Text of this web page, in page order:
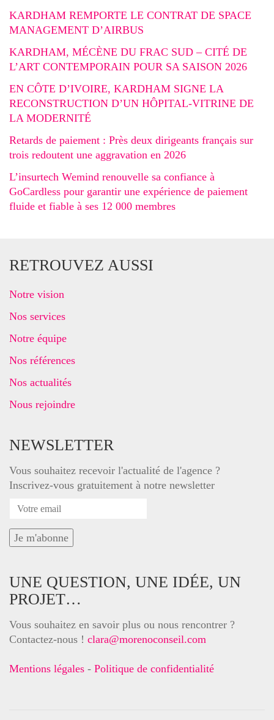
KARDHAM REMPORTE LE CONTRAT DE SPACE
MANAGEMENT D’AIRBUS
KARDHAM, MÉCÈNE DU FRAC SUD – CITÉ DE
L’ART CONTEMPORAIN POUR SA SAISON 2026
EN CÔTE D’IVOIRE, KARDHAM SIGNE LA
RECONSTRUCTION D’UN HÔPITAL-VITRINE DE
LA MODERNITÉ
Retards de paiement : Près deux dirigeants français sur
trois redoutent une aggravation en 2026
L’insurtech Wemind renouvelle sa confiance à
GoCardless pour garantir une expérience de paiement
fluide et fiable à ses 12 000 membres
RETROUVEZ AUSSI
Notre vision
Nos services
Notre équipe
Nos références
Nos actualités
Nous rejoindre
NEWSLETTER
Vous souhaitez recevoir l'actualité de l'agence ?
Inscrivez-vous gratuitement à notre newsletter
UNE QUESTION, UNE IDÉE, UN
PROJET…
Vous souhaitez en savoir plus ou nous rencontrer ?
Contactez-nous ! clara@morenoconseil.com
Mentions légales - Politique de confidentialité